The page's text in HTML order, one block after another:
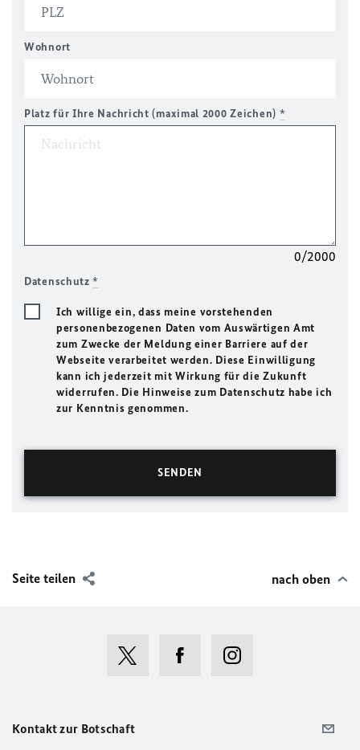
Wohnort
Platz für Ihre Nachricht (maximal 2000 Zeichen) *
0/2000
Datenschutz*
Ich willige ein, dass meine vorstehenden
personenbezogenen Daten vom Auswärtigen Amt
zum Zwecke der Meldung einer Barriere auf der
Webseite verarbeitet werden. Diese Einwilligung
kann ich jederzeit mit Wirkung für die Zukunft
widerrufen. Die Hinweise zum Datenschutz habe ich
zur Kenntnis genommen.
Seite teilen nach oben
Kontakt zur Botschaft